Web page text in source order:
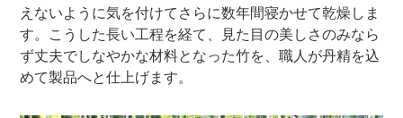
えないように気を付けてさらに数年間寝かせて乾燥しま
す。こうした長い工程を経て、見た目の美しさのみなら
ず丈夫でしなやかな材料となった竹を、職人が丹精を込
めて製品へと仕上げます。